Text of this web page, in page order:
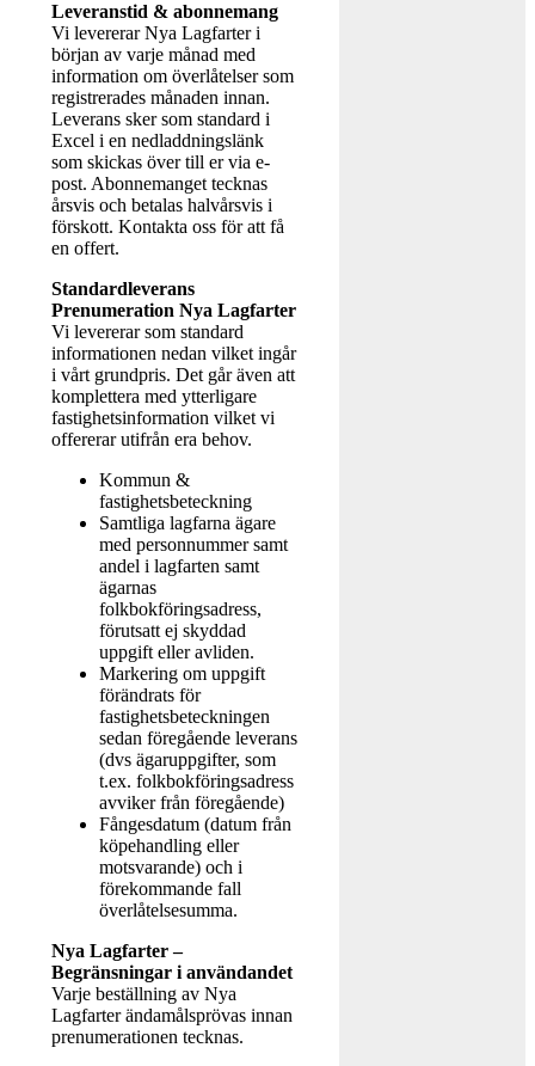
Leveranstid & abonnemang
Vi levererar Nya Lagfarter i
början av varje månad med
information om överlåtelser som
registrerades månaden innan.
Leverans sker som standard i
Excel i en nedladdningslänk
som skickas över till er via e-
post. Abonnemanget tecknas
årsvis och betalas halvårsvis i
förskott. Kontakta oss för att få
en offert.
Standardleverans
Prenumeration Nya Lagfarter
Vi levererar som standard
informationen nedan vilket ingår
i vårt grundpris. Det går även att
komplettera med ytterligare
fastighetsinformation vilket vi
offererar utifrån era behov.
Kommun &
fastighetsbeteckning
Samtliga lagfarna ägare
med personnummer samt
andel i lagfarten samt
ägarnas
folkbokföringsadress,
förutsatt ej skyddad
uppgift eller avliden.
Markering om uppgift
förändrats för
fastighetsbeteckningen
sedan föregående leverans
(dvs ägaruppgifter, som
t.ex. folkbokföringsadress
avviker från föregående)
Fångesdatum (datum från
köpehandling eller
motsvarande) och i
förekommande fall
överlåtelsesumma.
Nya Lagfarter –
Begränsningar i användandet
Varje beställning av Nya
Lagfarter ändamålsprövas innan
prenumerationen tecknas.